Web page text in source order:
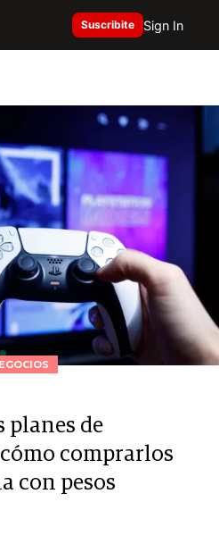
Suscribite Sign In
planes de
comprarlos
con pesos